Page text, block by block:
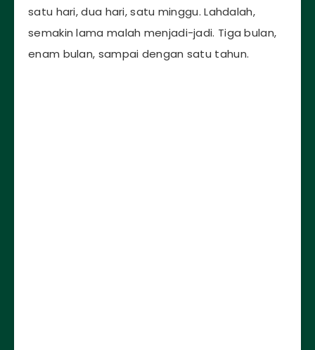
satu hari, dua hari, satu minggu. Lahdalah,
semakin lama malah menjadi-jadi. Tiga bulan,
enam bulan, sampai dengan satu tahun.